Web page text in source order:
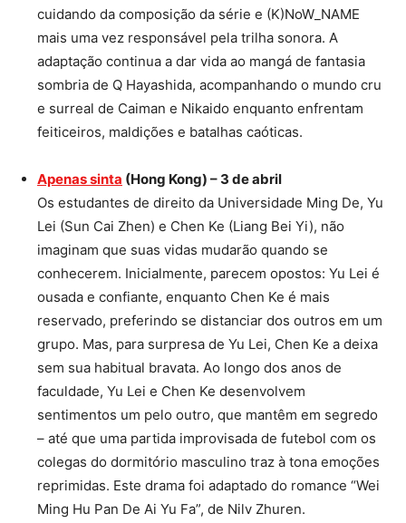
cuidando da composição da série e (K)NoW_NAME
mais uma vez responsável pela trilha sonora. A
adaptação continua a dar vida ao mangá de fantasia
sombria de Q Hayashida, acompanhando o mundo cru
e surreal de Caiman e Nikaido enquanto enfrentam
feiticeiros, maldições e batalhas caóticas.
Apenas sinta (Hong Kong) – 3 de abril
Os estudantes de direito da Universidade Ming De, Yu
Lei (Sun Cai Zhen) e Chen Ke (Liang Bei Yi), não
imaginam que suas vidas mudarão quando se
conhecerem. Inicialmente, parecem opostos: Yu Lei é
ousada e confiante, enquanto Chen Ke é mais
reservado, preferindo se distanciar dos outros em um
grupo. Mas, para surpresa de Yu Lei, Chen Ke a deixa
sem sua habitual bravata. Ao longo dos anos de
faculdade, Yu Lei e Chen Ke desenvolvem
sentimentos um pelo outro, que mantêm em segredo
– até que uma partida improvisada de futebol com os
colegas do dormitório masculino traz à tona emoções
reprimidas. Este drama foi adaptado do romance “Wei
Ming Hu Pan De Ai Yu Fa”, de Nilv Zhuren.